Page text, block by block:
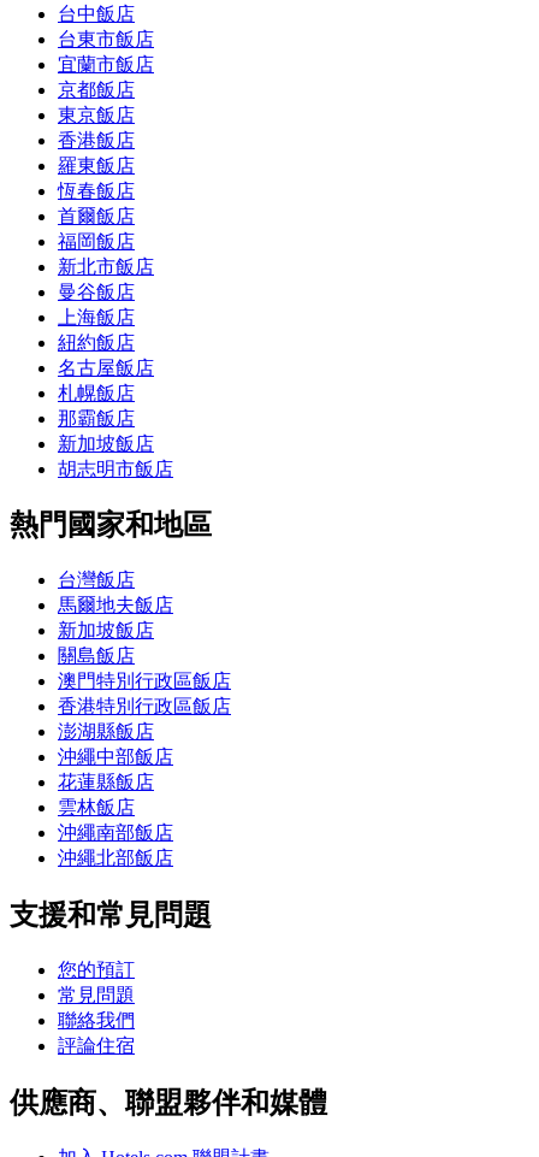
台中飯店
台東市飯店
宜蘭市飯店
京都飯店
東京飯店
香港飯店
羅東飯店
恆春飯店
首爾飯店
福岡飯店
新北市飯店
曼谷飯店
上海飯店
紐約飯店
名古屋飯店
札幌飯店
那霸飯店
新加坡飯店
胡志明市飯店
熱門國家和地區
台灣飯店
馬爾地夫飯店
新加坡飯店
關島飯店
澳門特別行政區飯店
香港特別行政區飯店
澎湖縣飯店
沖繩中部飯店
花蓮縣飯店
雲林飯店
沖繩南部飯店
沖繩北部飯店
支援和常見問題
您的預訂
常見問題
聯絡我們
評論住宿
供應商、聯盟夥伴和媒體